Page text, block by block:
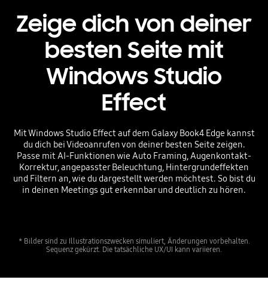
Zeige dich von deiner
besten Seite mit
Windows Studio
Effect
Mit Windows Studio Effect auf dem Galaxy Book4 Edge kannst
du dich bei Videoanrufen von deiner besten Seite zeigen.
Passe mit AI-Funktionen wie Auto Framing, Augenkontakt-
Korrektur, angepasster Beleuchtung, Hintergrundeffekten
und Filtern an, wie du dargestellt werden möchtest. So bist du
in deinen Meetings gut erkennbar und deutlich zu hören.
* Bilder sind zu Illustrationszwecken simuliert, Änderungen vorbehalten.
Sequenz gekürzt. Die tatsächliche UX/UI kann variieren.